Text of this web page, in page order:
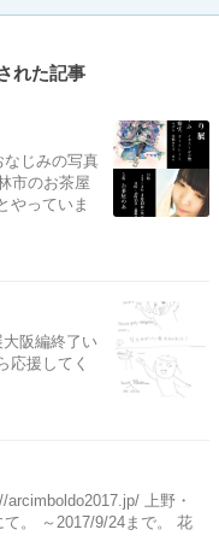
れた記事
じみの写真
市のお茶屋
っていま
阪編終了い
応援してく
上野・
。 ～2017/9/24まで。 花